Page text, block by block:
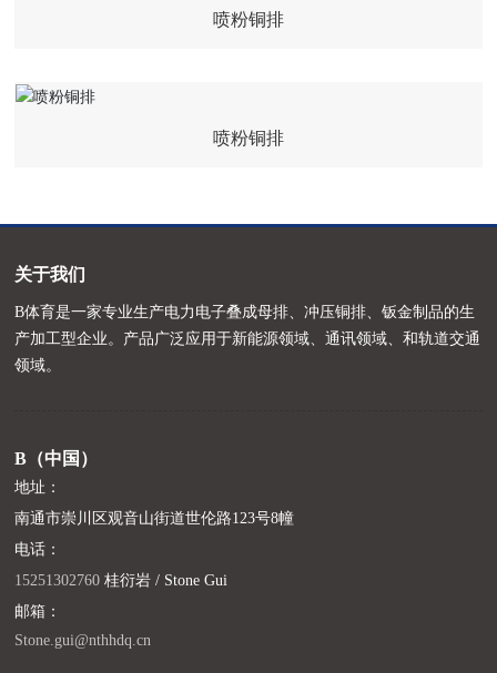
喷粉铜排
喷粉铜排
关于我们
B体育是一家专业生产电力电子叠成母排、冲压铜排、钣金制品的生
产加工型企业。产品广泛应用于新能源领域、通讯领域、和轨道交通
领域。
B（中国）
地址：
南通市崇川区观音山街道世伦路123号8幢
电话：
15251302760 桂衍岩 / Stone Gui
邮箱：
Stone.gui@nthhdq.cn